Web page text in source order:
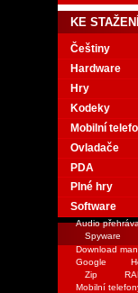
KE
Češtiny
Hardware
Hry
Kodeky
Mobilní
Ovladače
PDA
Plné hry
Software
Audio
Spyware
Download
Google
Zip
Mobilní